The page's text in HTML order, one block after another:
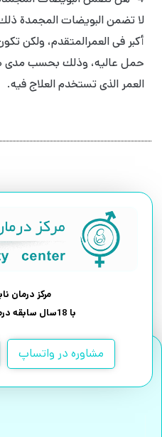
لا تضمن البويضات المجمدة
أكبر فى العمرالمتقدم، ولكن
حمل عالیه، وذلك بحسب مدى
العمر الذى تستخدم العلاج فيه.
مرکز درمان
با 18سال سابقه درمانی در شرق کشور
مشاوره در واتساپ